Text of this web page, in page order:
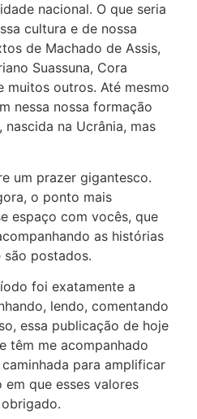
nacional. O que seria
cultura e de nossa
de Machado de Assis,
Suassuna, Cora
muitos outros. Até mesmo
nessa nossa formação
na Ucrânia, mas
um prazer gigantesco.
o ponto mais
espaço com vocês, que
as histórias
postados.
foi exatamente a
lendo, comentando
essa publicação de hoje
têm me acompanhado
para amplificar
que esses valores